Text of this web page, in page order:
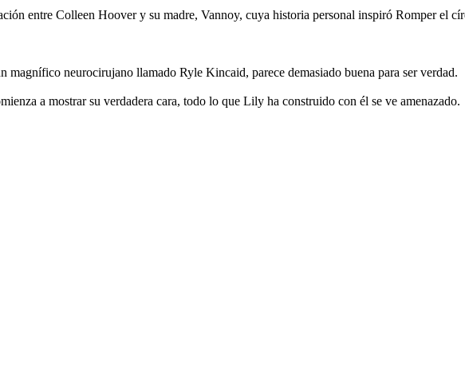
entre Colleen Hoover y su madre, Vannoy, cuya historia personal inspiró Romper el
neurocirujano llamado Ryle Kincaid, parece demasiado buena para ser verdad.
a mostrar su verdadera cara, todo lo que Lily ha construido con él se ve amenazado.